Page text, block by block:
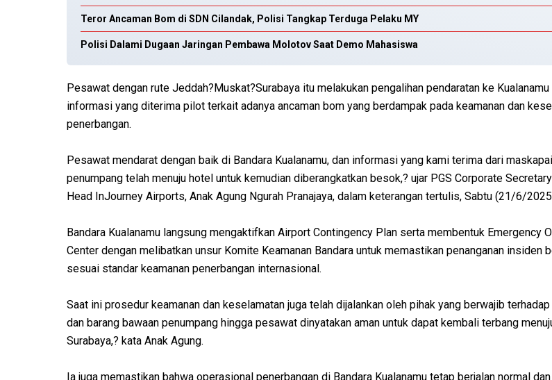
Teror Ancaman Bom di SDN Cilandak, Polisi Tangkap Terduga Pelaku MY
Polisi Dalami Dugaan Jaringan Pembawa Molotov Saat Demo Mahasiswa
Pesawat dengan rute Jeddah?Muskat?Surabaya itu melakukan pengalihan pendaratan ke Kualanamu
informasi yang diterima pilot terkait adanya ancaman bom yang berdampak pada keamanan dan
penerbangan.
Pesawat mendarat dengan baik di Bandara Kualanamu, dan informasi yang kami terima dari
penumpang telah menuju hotel untuk kemudian diberangkatkan besok,? ujar PGS Corporate
Head InJourney Airports, Anak Agung Ngurah Pranajaya, dalam keterangan tertulis, Sabtu (21/6/
Bandara Kualanamu langsung mengaktifkan Airport Contingency Plan serta membentuk Emergency
Center dengan melibatkan unsur Komite Keamanan Bandara untuk memastikan penanganan insiden
sesuai standar keamanan penerbangan internasional.
Saat ini prosedur keamanan dan keselamatan juga telah dijalankan oleh pihak yang berwajib
dan barang bawaan penumpang hingga pesawat dinyatakan aman untuk dapat kembali terbang
Surabaya,? kata Anak Agung.
Ia juga memastikan bahwa operasional penerbangan di Bandara Kualanamu tetap berjalan normal